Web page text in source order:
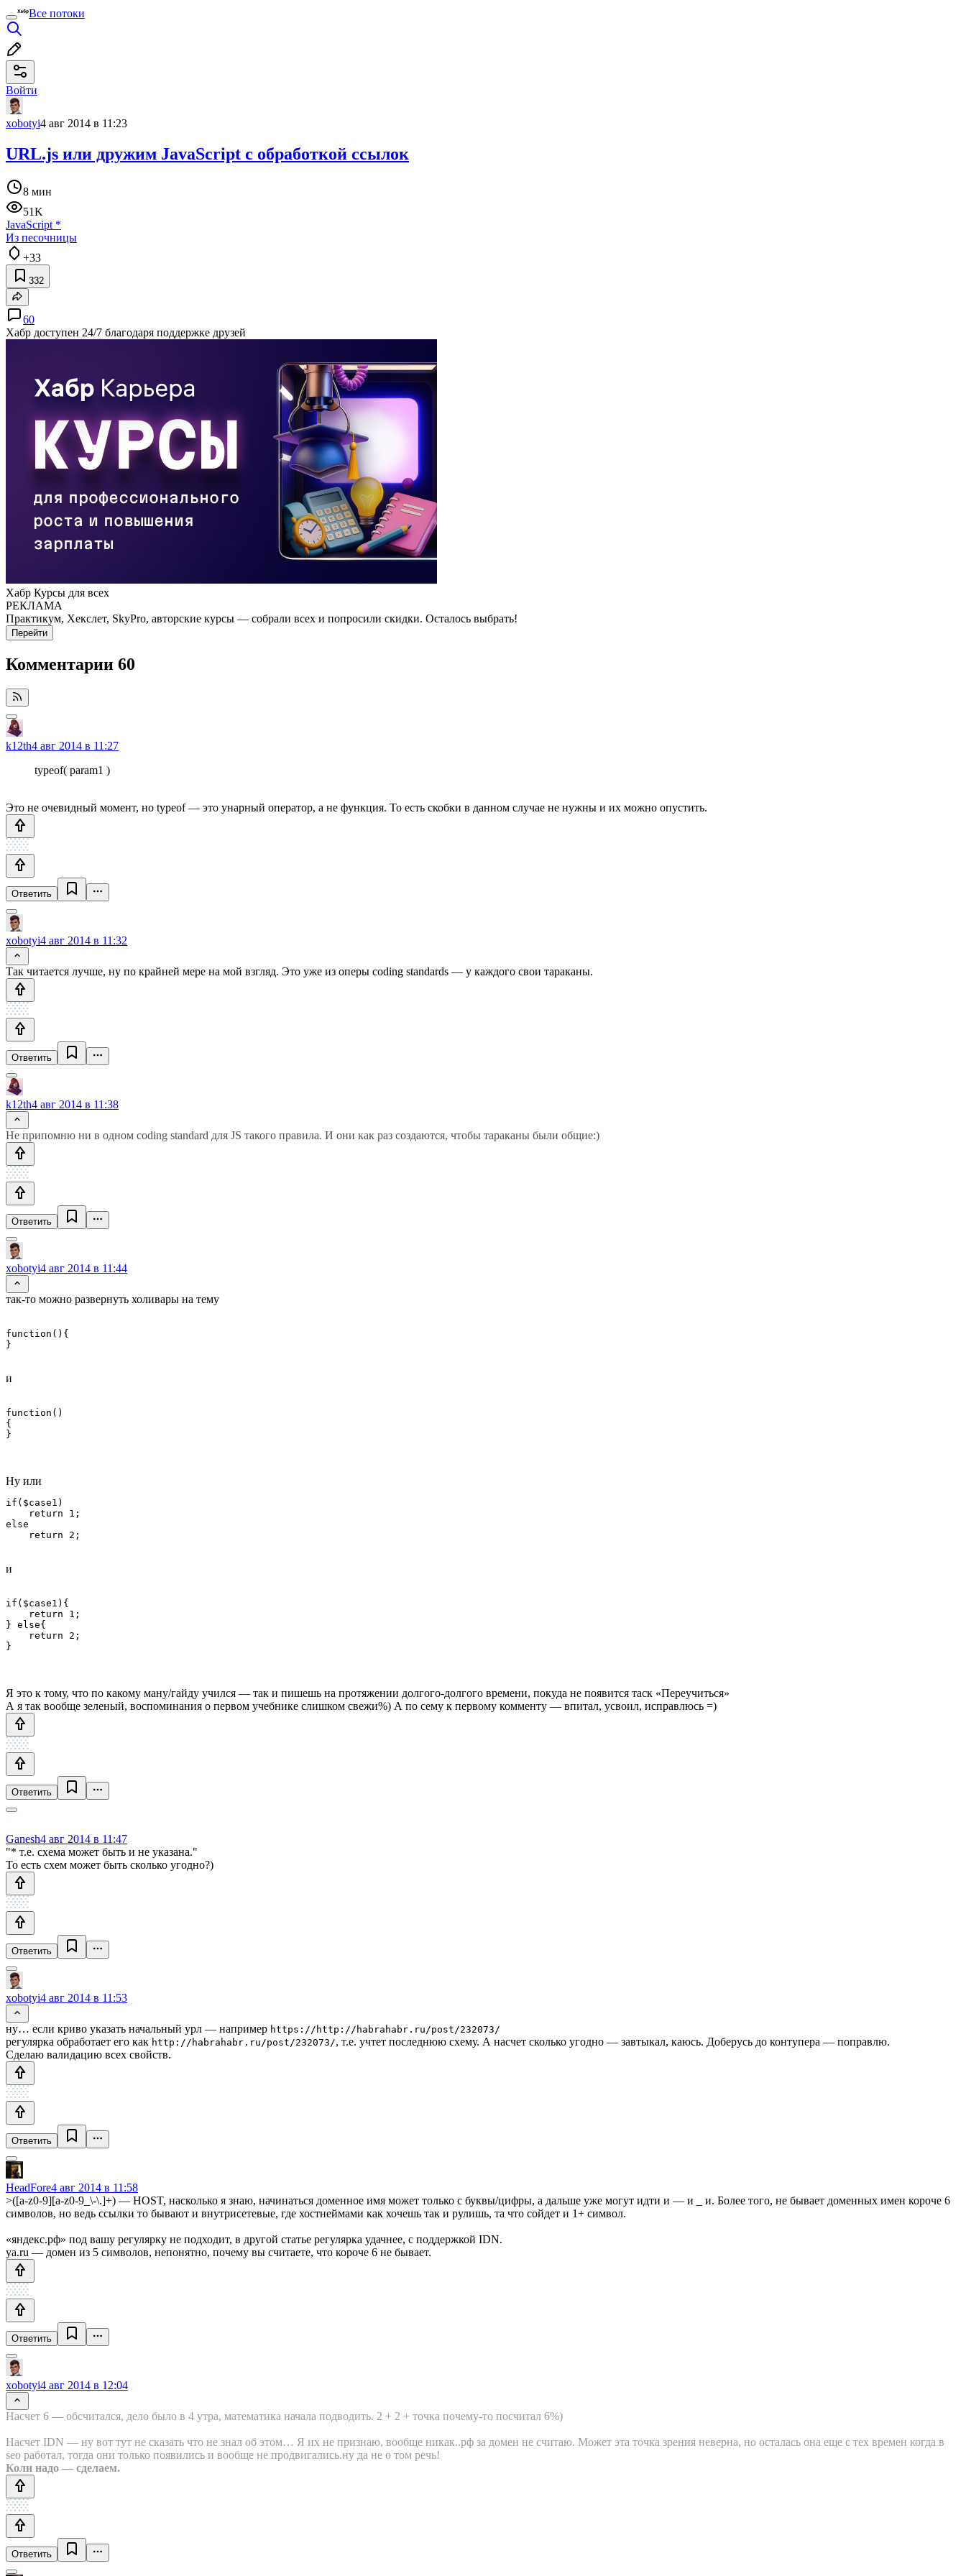
Все потоки
Войти
xobotyi4 авг 2014 в 11:23
URL.js или дружим JavaScript с обработкой ссылок
8 мин
51K
JavaScript *
Из песочницы
+33
332
60
Хабр доступен 24/7 благодаря поддержке друзей
Хабр Курсы для всех
РЕКЛАМА
Практикум, Хекслет, SkyPro, авторские курсы — собрали всех и попросили скидки. Осталось выбрать!
Перейти
Комментарии 60
k12th4 авг 2014 в 11:27
typeof( param1 )
Это не очевидный момент, но typeof — это унарный оператор, а не функция. То есть скобки в данном случае не нужны и их можно опустить.
Ответить
xobotyi4 авг 2014 в 11:32
Так читается лучше, ну по крайней мере на мой взгляд. Это уже из оперы coding standards — у каждого свои тараканы.
Ответить
k12th4 авг 2014 в 11:38
Не припомню ни в одном coding standard для JS такого правила. И они как раз создаются, чтобы тараканы были общие:)
Ответить
xobotyi4 авг 2014 в 11:44
так-то можно развернуть холивары на тему
function(){
и
function()
{
Ну или
if($case1)
    return 1;
else
и
if($case1){
    return 1;
} else{
    return 2;
Я это к тому, что по какому ману/гайду учился — так и пишешь на протяжении долгого-долгого времени, покуда не появится таск «Переучиться»
А я так вообще зеленый, воспоминания о первом учебнике слишком свежи%) А по сему к первому комменту — впитал, усвоил, исправлюсь =)
Ответить
Ganesh4 авг 2014 в 11:47
"* т.е. схема может быть и не указана."
То есть схем может быть сколько угодно?)
Ответить
xobotyi4 авг 2014 в 11:53
ну… если криво указать начальный урл — например https://http://habrahabr.ru/post/232073/
регулярка обработает его как http://habrahabr.ru/post/232073/, т.е. учтет последнюю схему. А насчет сколько угодно — завтыкал, каюсь. Доберусь до контупера — поправлю.
Сделаю валидацию всех свойств.
Ответить
HeadFore4 авг 2014 в 11:58
>([a-z0-9][a-z0-9_\-\.]+) — HOST, насколько я знаю, начинаться доменное имя может только с буквы/цифры, а дальше уже могут идти и — и _ и. Более того, не бывает доменных имен короче 6
символов, но ведь ссылки то бывают и внутрисетевые, где хостнеймами как хочешь так и рулишь, та что сойдет и 1+ символ.
«яндекс.рф» под вашу регулярку не подходит, в другой статье регулярка удачнее, с поддержкой IDN.
ya.ru — домен из 5 символов, непонятно, почему вы считаете, что короче 6 не бывает.
Ответить
xobotyi4 авг 2014 в 12:04
Насчет 6 — обсчитался, дело было в 4 утра, математика начала подводить. 2 + 2 + точка почему-то посчитал 6%)
Насчет IDN — ну вот тут не сказать что не знал об этом… Я их не признаю, вообще никак..рф за домен не считаю. Может эта точка зрения неверна, но осталась она еще с тех времен когда в
seo работал, тогда они только появились и вообще не продвигались.ну да не о том речь!
Коли надо — сделаем.
Ответить